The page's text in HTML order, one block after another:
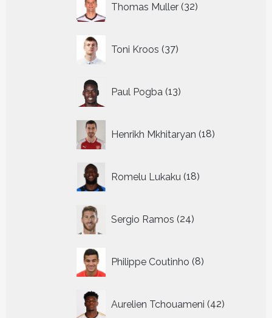
Thomas Muller 32
producten
Toni Kroos 37
producten
Paul Pogba 13
producten
Henrikh Mkhitaryan 18
producten
Romelu Lukaku 18
producten
Sergio Ramos 24
producten
Philippe Coutinho 8
producten
Aurelien Tchouameni 42
producten